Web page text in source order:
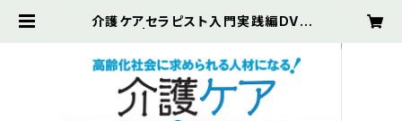
介護ケアセラピスト入門実践編DVD